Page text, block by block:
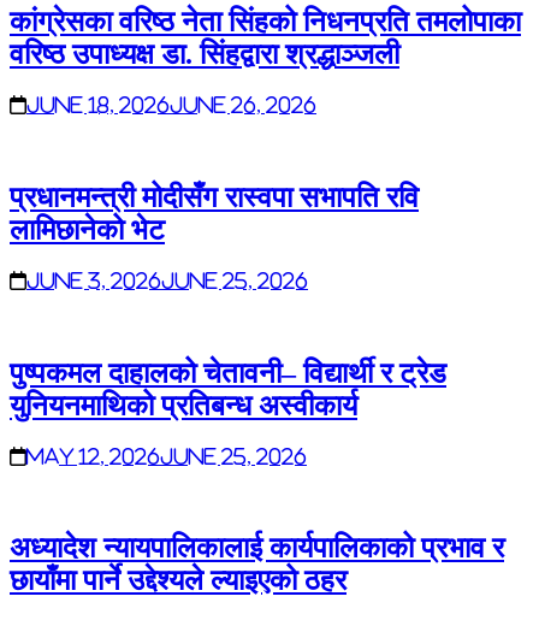
कांग्रेसका वरिष्ठ नेता सिंहको निधनप्रति तमलोपाका
वरिष्ठ उपाध्यक्ष डा. सिंहद्वारा श्रद्धाञ्जली
June 18, 2026June 26, 2026
प्रधानमन्त्री मोदीसँग रास्वपा सभापति रवि
लामिछानेको भेट
June 3, 2026June 25, 2026
पुष्पकमल दाहालको चेतावनी– विद्यार्थी र ट्रेड
युनियनमाथिको प्रतिबन्ध अस्वीकार्य
May 12, 2026June 25, 2026
अध्यादेश न्यायपालिकालाई कार्यपालिकाको प्रभाव र
छायाँमा पार्ने उद्देश्यले ल्याइएको ठहर